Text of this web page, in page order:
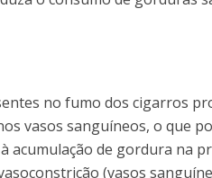
no fumo dos cigarros
vasos sanguíneos, o que
acumulação de gordura na
(vasos